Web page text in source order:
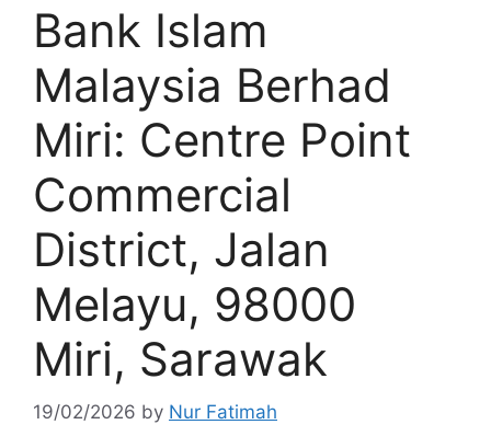
Bank Islam
Malaysia Berhad
Miri: Centre Point
Commercial
District, Jalan
Melayu, 98000
Miri, Sarawak
19/02/2026 by Nur Fatimah